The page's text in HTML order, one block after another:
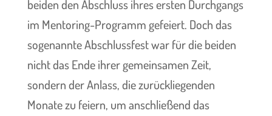
beiden den Abschluss ihres ersten Durchgangs
im Mentoring-Programm gefeiert. Doch das
sogenannte Abschlussfest war für die beiden
nicht das Ende ihrer gemeinsamen Zeit,
sondern der Anlass, die zurückliegenden
Monate zu feiern, um anschließend das